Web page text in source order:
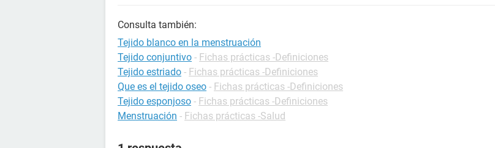
Consulta también:
Tejido blanco en la menstruación
Tejido conjuntivo - Fichas prácticas -Definiciones
Tejido estriado - Fichas prácticas -Definiciones
Que es el tejido oseo - Fichas prácticas -Definiciones
Tejido esponjoso - Fichas prácticas -Definiciones
Menstruación - Fichas prácticas -Salud